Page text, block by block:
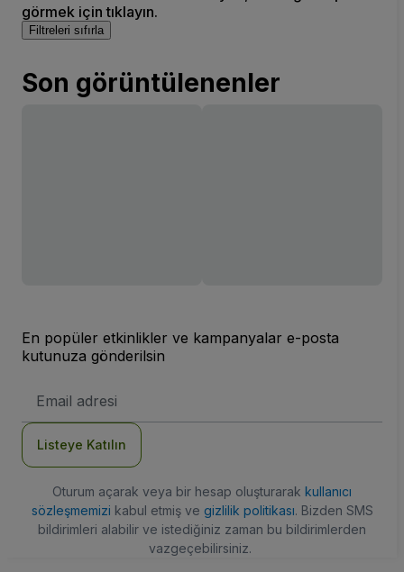
görmek için tıklayın.
Filtreleri sıfırla
Son görüntülenenler
En popüler etkinlikler ve kampanyalar e-posta
kutunuza gönderilsin
posta
Listeye Katılın
Oturum açarak veya bir hesap oluşturarak kullanıcı
sözleşmemizi kabul etmiş ve gizlilik politikası. Bizden SMS
bildirimleri alabilir ve istediğiniz zaman bu bildirimlerden
vazgeçebilirsiniz.